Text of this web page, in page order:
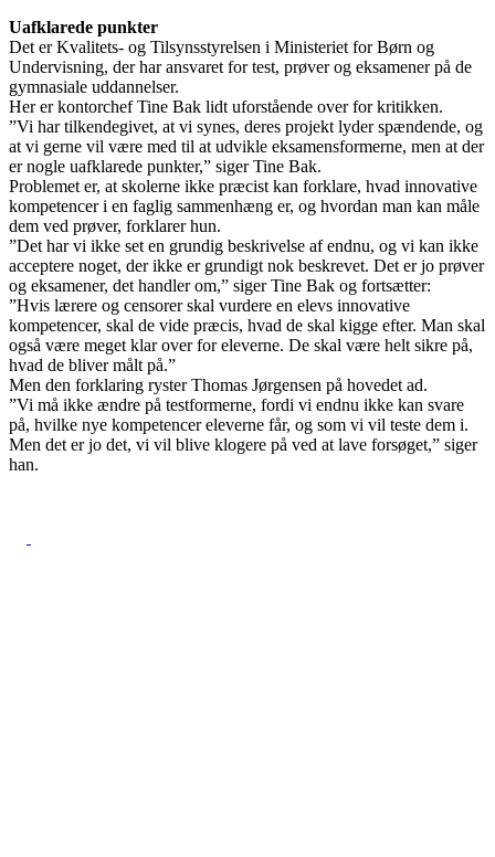
Uafklarede punkter
Det er Kvalitets- og Tilsynsstyrelsen i Ministeriet for Børn og
Undervisning, der har ansvaret for test, prøver og eksamener på de
gymnasiale uddannelser.
Her er kontorchef Tine Bak lidt uforstående over for kritikken.
”Vi har tilkendegivet, at vi synes, deres projekt lyder spændende, og
at vi gerne vil være med til at udvikle eksamensformerne, men at der
er nogle uafklarede punkter,” siger Tine Bak.
Problemet er, at skolerne ikke præcist kan forklare, hvad innovative
kompetencer i en faglig sammenhæng er, og hvordan man kan måle
dem ved prøver, forklarer hun.
”Det har vi ikke set en grundig beskrivelse af endnu, og vi kan ikke
acceptere noget, der ikke er grundigt nok beskrevet. Det er jo prøver
og eksamener, det handler om,” siger Tine Bak og fortsætter:
”Hvis lærere og censorer skal vurdere en elevs innovative
kompetencer, skal de vide præcis, hvad de skal kigge efter. Man skal
også være meget klar over for eleverne. De skal være helt sikre på,
hvad de bliver målt på.”
Men den forklaring ryster Thomas Jørgensen på hovedet ad.
”Vi må ikke ændre på testformerne, fordi vi endnu ikke kan svare
på, hvilke nye kompetencer eleverne får, og som vi vil teste dem i.
Men det er jo det, vi vil blive klogere på ved at lave forsøget,” siger
han.